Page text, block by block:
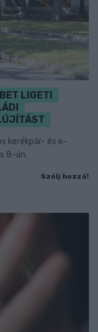
LIGETI
kerékpár- és e-
8-án.
Szólj hozzá!